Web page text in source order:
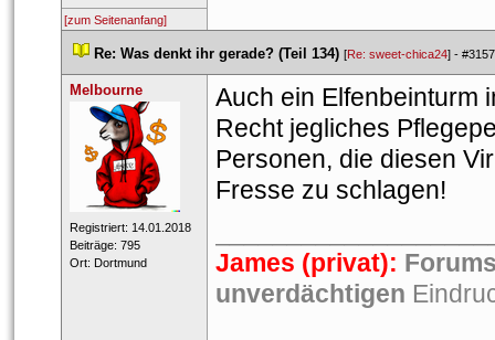
[zum Seitenanfang]
Re: Was denkt ihr gerade? (Teil 134) [Re: sweet-chica24] -
Melbourne
Registriert: 14.01.2018
Beiträge: 795
Ort: Dortmund
Auch ein Elfenbeinturm
Recht jegliches
Personen, die diesen
Fresse zu schlagen!
James (privat):
unverdächtigen